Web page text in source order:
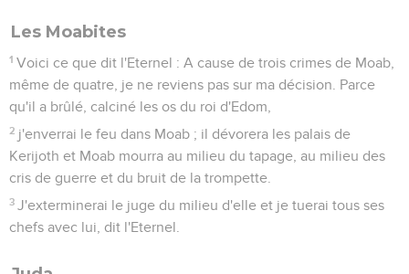
Les Moabites
1 Voici ce que dit l'Eternel : A cause de trois crimes de Moab,
même de quatre, je ne reviens pas sur ma décision. Parce
qu'il a brûlé, calciné les os du roi d'Edom,
2 j'enverrai le feu dans Moab ; il dévorera les palais de
Kerijoth et Moab mourra au milieu du tapage, au milieu des
cris de guerre et du bruit de la trompette.
3 J'exterminerai le juge du milieu d'elle et je tuerai tous ses
chefs avec lui, dit l'Eternel.